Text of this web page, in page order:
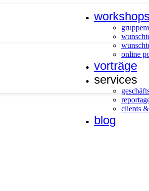
online
vorträge
services
clients
blog